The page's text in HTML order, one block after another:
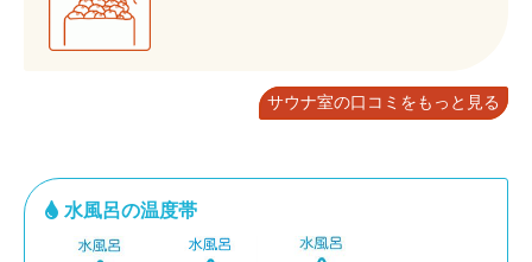
サウナ室の口コミをもっと見る
水風呂の温度帯